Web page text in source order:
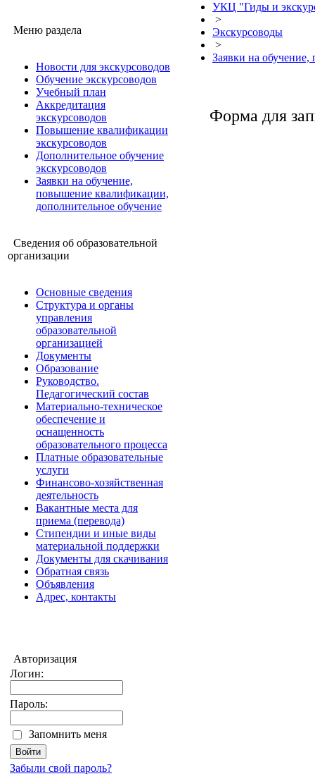
Меню раздела
Новости для экскурсоводов
Обучение экскурсоводов
Учебный план
Аккредитация
экскурсоводов
Повышение квалификации
экскурсоводов
Дополнительное обучение
экскурсоводов
Заявки на обучение,
повышение квалификации,
дополнительное обучение
Сведения об образовательной
организации
Основные сведения
Структура и органы
управления
образовательной
организацией
Документы
Образование
Руководство.
Педагогический состав
Материально-техническое
обеспечение и
оснащенность
образовательного процесса
Платные образовательные
услуги
Финансово-хозяйственная
деятельность
Вакантные места для
приема (перевода)
Стипендии и иные виды
материальной поддержки
Документы для скачивания
Обратная связь
Объявления
Адрес, контакты
Авторизация
Логин:
Пароль:
Запомнить меня
Забыли свой пароль?
УКЦ "Гиды и
>
Экскурсоводы
>
Заявки на
Форма для